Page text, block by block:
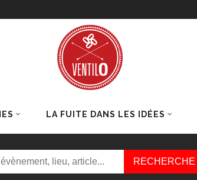
LA FUITE DANS LES IDÉES